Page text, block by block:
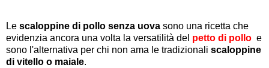
Le scaloppine di pollo senza uova sono una ricetta che
evidenzia ancora una volta la versatilità del petto di pollo e
sono l'alternativa per chi non ama le tradizionali scaloppine
di vitello o maiale.